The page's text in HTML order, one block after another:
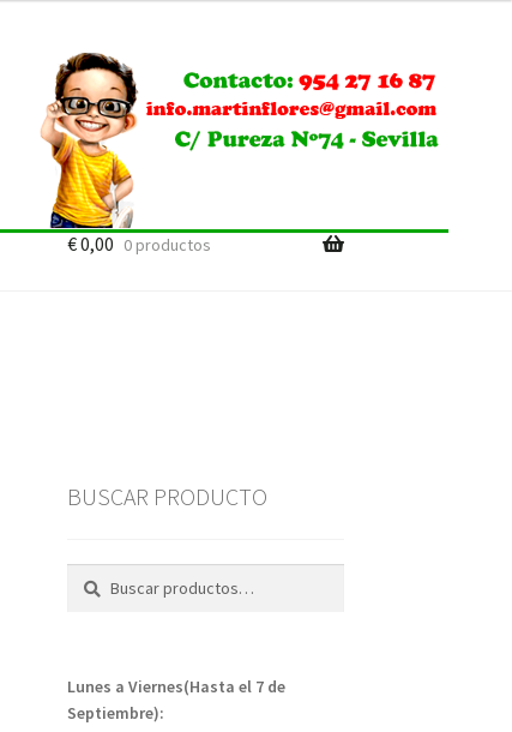
€0,00 0 productos
BUSCAR PRODUCTO
Buscar
Buscar
Lunes a Viernes(Hasta el 7 de
Septiembre):